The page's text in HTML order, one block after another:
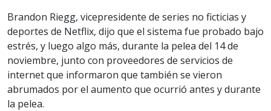
Brandon Riegg, vicepresidente de series no ficticias y
deportes de Netflix, dijo que el sistema fue probado bajo
estrés, y luego algo más, durante la pelea del 14 de
noviembre, junto con proveedores de servicios de
internet que informaron que también se vieron
abrumados por el aumento que ocurrió antes y durante
la pelea.